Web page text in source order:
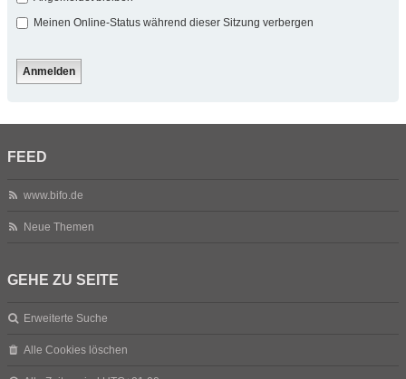
Meinen Online-Status während dieser Sitzung verbergen
FEED
www.bifo.de
Neue Themen
GEHE ZU SEITE
Erweiterte Suche
Alle Cookies löschen